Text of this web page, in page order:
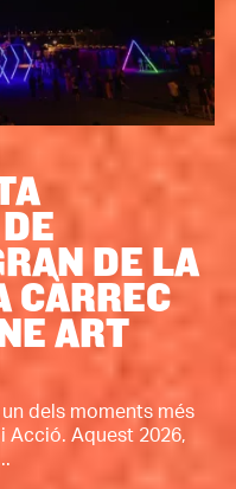
DE LA
CÀRREC
ART
dels moments més
Acció. Aquest 2026,